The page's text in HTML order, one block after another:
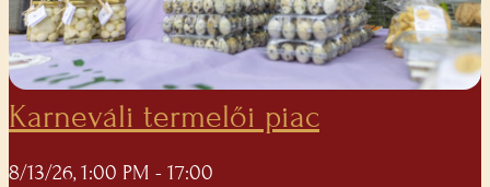
Karneváli termelői piac
8/13/26, 1:00 PM - 17:00